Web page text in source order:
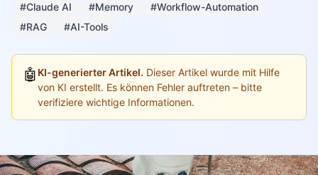
#Claude AI #Memory
#Workflow-Automation
#RAG
#AI-Tools
🤖 KI-generierter Artikel. Dieser Artikel wurde mit Hilfe
von KI erstellt. Es können Fehler auftreten – bitte
verifiziere wichtige Informationen.